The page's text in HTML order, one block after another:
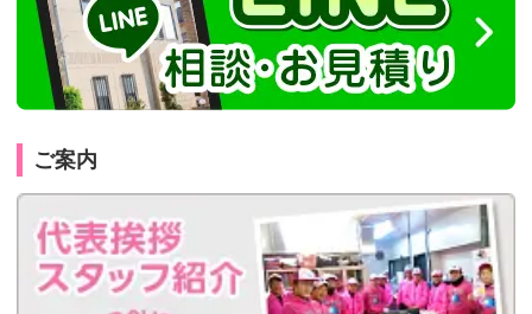
ご案内